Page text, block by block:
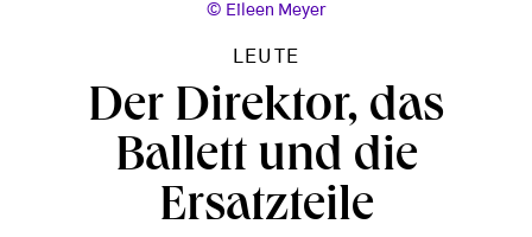
Eileen Meyer
LEUTE
Der Direktor, das
Ballett und die
Ersatzteile